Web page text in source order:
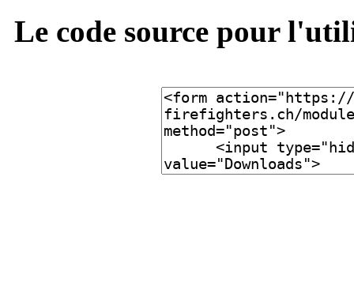
Le code source pour